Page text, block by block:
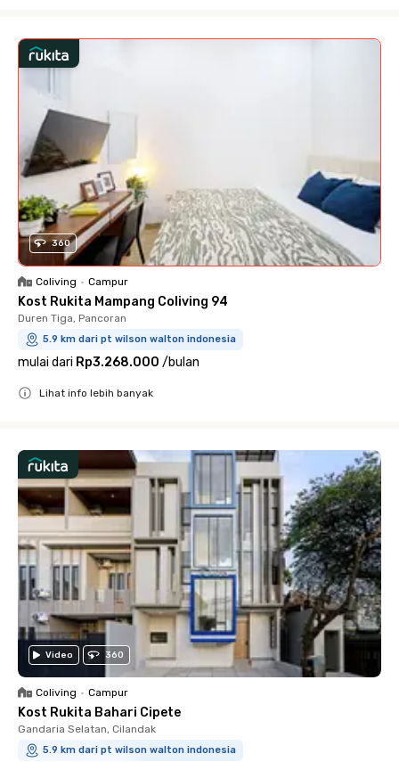
360
Coliving • Campur
Kost Rukita Mampang Coliving 94
Duren Tiga, Pancoran
5.9 km dari pt wilson walton indonesia
mulai dari Rp3.268.000 /bulan
Lihat info lebih banyak
Video 360
Coliving • Campur
Kost Rukita Bahari Cipete
Gandaria Selatan, Cilandak
5.9 km dari pt wilson walton indonesia